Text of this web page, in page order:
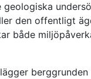
den offentligt
både